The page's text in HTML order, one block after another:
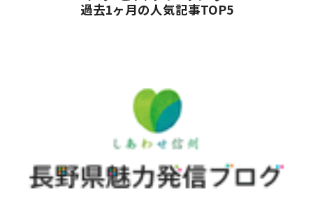
過去1ヶ月の人気記事TOP5